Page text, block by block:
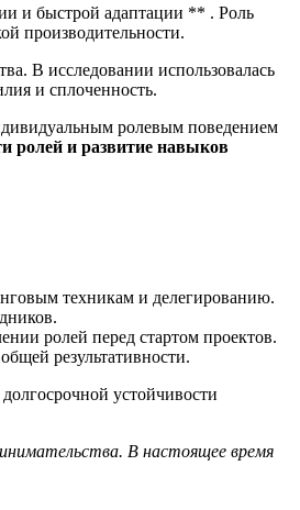
и быстрой адаптации ** . Роль
производительности.
В исследовании использовалась
и сплоченность.
ролевым поведением
ролей и развитие навыков
техникам и делегированию.
ролей перед стартом проектов.
результативности.
устойчивости
В настоящее время